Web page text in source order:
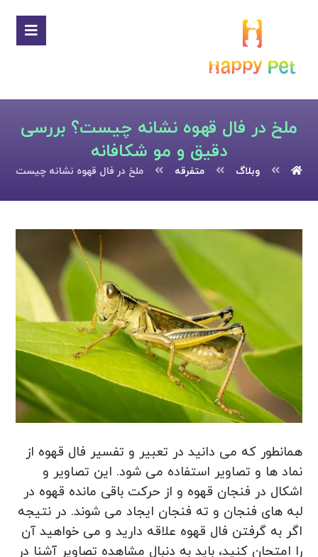
ملخ در فال قهوه نشانه چیست؟ بررسی
دقیق و مو شکافانه
وبلاگ متفرقه ملخ در فال قهوه نشانه چیست؟
همانطور که می دانید در تعبیر و تفسیر فال قهوه از
نماد ها و تصاویر استفاده می شود. این تصاویر و
اشکال در فنجان قهوه و از حرکت باقی مانده قهوه در
لبه های فنجان و ته فنجان ایجاد می شوند. در نتیجه
اگر به گرفتن فال قهوه علاقه دارید و می خواهید آن
را امتحان کنید، باید به دنبال مشاهده تصاویر آشنا در